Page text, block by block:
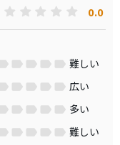
0.0
難しい
広い
多い
難しい